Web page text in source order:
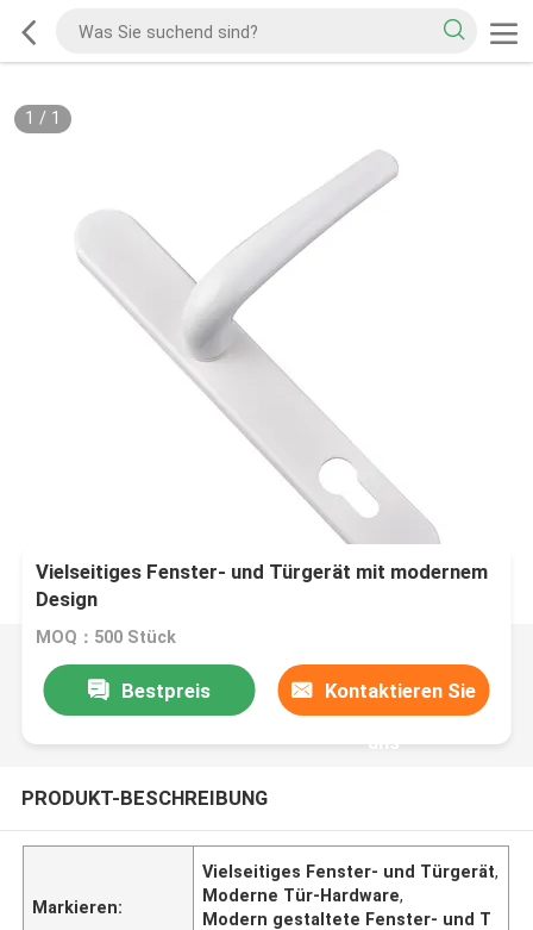
1 / 1
Vielseitiges Fenster- und Türgerät mit modernem
Design
MOQ：500 Stück
Bestpreis Kontaktieren Sie
uns
PRODUKT-BESCHREIBUNG
Markieren:
Vielseitiges Fenster- und Türgerät,
Moderne Tür-Hardware,
Modern gestaltete Fenster- und T